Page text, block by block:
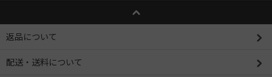
返品について
配送・送料について